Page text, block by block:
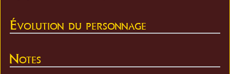
Évolution du personnage
Notes